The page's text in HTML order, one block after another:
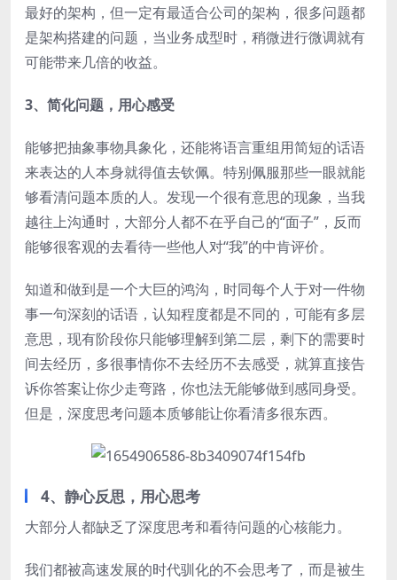
最好的架构，但一定有最适合公司的架构，很多问题都
是架构搭建的问题，当业务成型时，稍微进行微调就有
可能带来几倍的收益。
3、简化问题，用心感受
能够把抽象事物具象化，还能将语言重组用简短的话语
来表达的人本身就得值去钦佩。特别佩服那些一眼就能
够看清问题本质的人。发现一个很有意思的现象，当我
越往上沟通时，大部分人都不在乎自己的“面子”，反而
能够很客观的去看待一些他人对“我”的中肯评价。
知道和做到是一个大巨的鸿沟，时同每个人于对一件物
事一句深刻的话语，认知程度都是不同的，可能有多层
意思，现有阶段你只能够理解到第二层，剩下的需要时
间去经历，多很事情你不去经历不去感受，就算直接告
诉你答案让你少走弯路，你也法无能够做到感同身受。
但是，深度思考问题本质够能让你看清多很东西。
4、静心反思，用心思考
大部分人都缺乏了深度思考和看待问题的心核能力。
我们都被高速发展的时代驯化的不会思考了，而是被生